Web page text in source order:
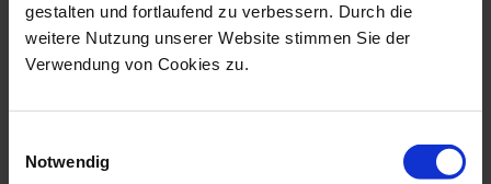
gestalten und fortlaufend zu verbessern. Durch die
weitere Nutzung unserer Website stimmen Sie der
Verwendung von Cookies zu.
Notwendig